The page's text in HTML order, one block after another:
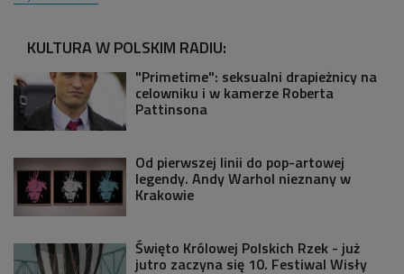
KULTURA W POLSKIM RADIU:
"Primetime": seksualni drapieżnicy na
celowniku i w kamerze Roberta
Pattinsona
Od pierwszej linii do pop-artowej
legendy. Andy Warhol nieznany w
Krakowie
Święto Królowej Polskich Rzek - już
jutro zaczyna się 10. Festiwal Wisły